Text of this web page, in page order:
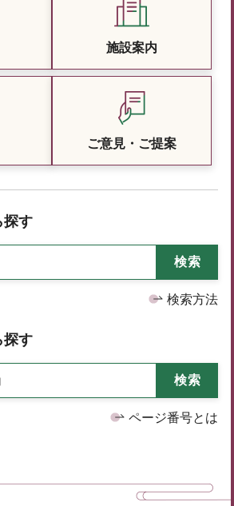
施設案内
ご意見・ご提案
探す
検索方法
探す
ページ番号とは